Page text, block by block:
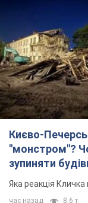
зупиняти
"московського
Яка реакція
час назад 8,6 т.
Армія Росії
горіла
Фото та відео
Для терору ворог
3 часа назад
"Воюють проти
Зеленський